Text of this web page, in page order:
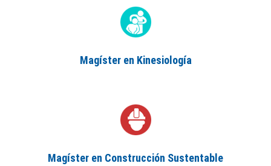
Magíster en Kinesiología
Magíster en Construcción Sustentable